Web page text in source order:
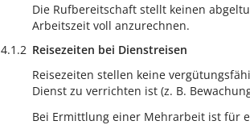
Die Rufbereitschaft stellt keinen
Arbeitszeit voll anzurechnen.
4.1.2 Reisezeiten bei Dienstreisen
Reisezeiten stellen keine
Dienst zu verrichten ist (z. B.
Bei Ermittlung einer Mehrarbeit ist für